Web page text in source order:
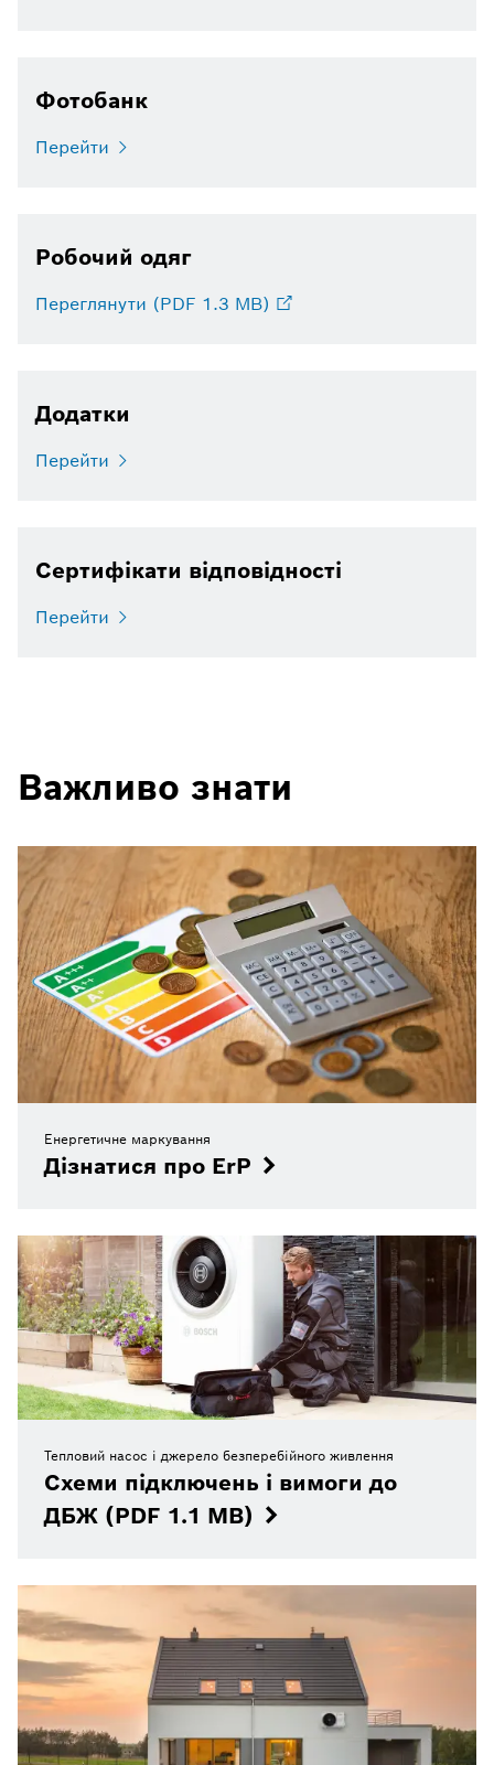
Фотобанк
Перейти
Робочий одяг
Переглянути (PDF 1.3 MB)
Додатки
Перейти
Сертифікати відповідності
Перейти
Важливо знати
Енергетичне маркування
Дізнатися про ErP
Тепловий насос і джерело безперебійного живлення
Схеми підключень і вимоги до
ДБЖ (PDF 1.1 MB)